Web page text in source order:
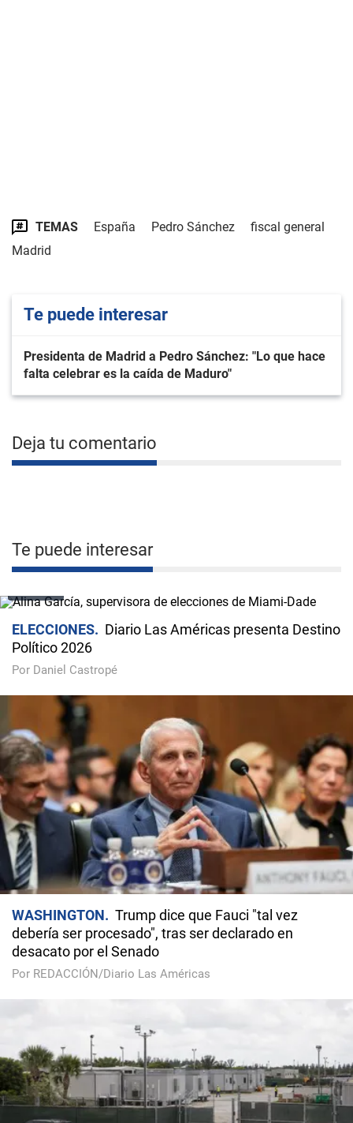
TEMAS España Pedro Sánchez
fiscal general
Madrid
Te puede interesar
Presidenta de Madrid a Pedro Sánchez: "Lo que hace
falta celebrar es la caída de Maduro"
Deja tu comentario
Te puede interesar
ELECCIONES
Diario Las Américas presenta Destino
Político 2026
Por Daniel Castropé
WASHINGTON
Trump dice que Fauci "tal vez
debería ser procesado", tras ser declarado en
desacato por el Senado
Por REDACCIÓN/Diario Las Américas